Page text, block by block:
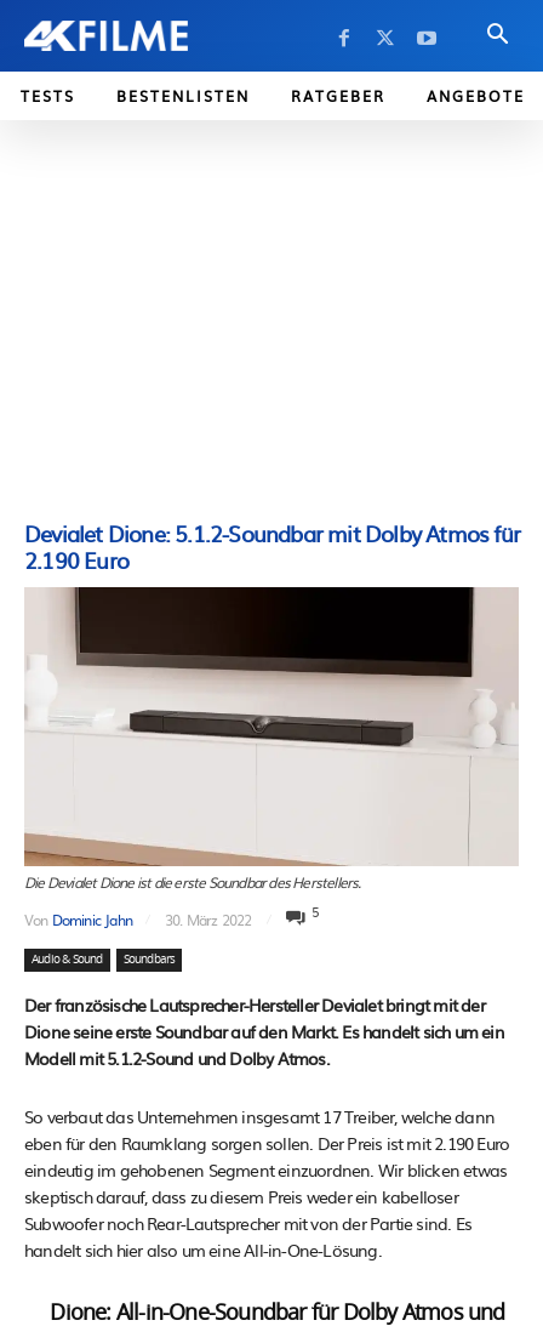
TESTS BESTENLISTEN RATGEBER ANGEBOTE
Devialet Dione: 5.1.2-Soundbar mit Dolby Atmos für
2.190 Euro
Die Devialet Dione ist die erste Soundbar des Herstellers.
Von Dominic Jahn 30. März 2022 5
Audio & Sound Soundbars
Der französische Lautsprecher-Hersteller Devialet bringt mit der
Dione seine erste Soundbar auf den Markt. Es handelt sich um ein
Modell mit 5.1.2-Sound und Dolby Atmos.
So verbaut das Unternehmen insgesamt 17 Treiber, welche dann
eben für den Raumklang sorgen sollen. Der Preis ist mit 2.190 Euro
eindeutig im gehobenen Segment einzuordnen. Wir blicken etwas
skeptisch darauf, dass zu diesem Preis weder ein kabelloser
Subwoofer noch Rear-Lautsprecher mit von der Partie sind. Es
handelt sich hier also um eine All-in-One-Lösung.
Dione: All-in-One-Soundbar für Dolby Atmos und